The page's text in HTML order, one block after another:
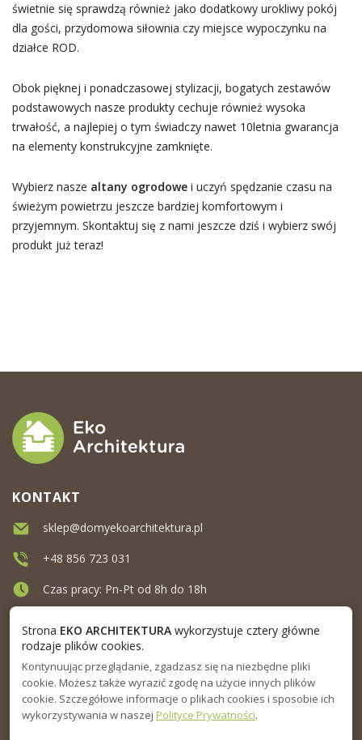
świetnie się sprawdzą również jako dodatkowy urokliwy pokój
dla gości, przydomowa siłownia czy miejsce wypoczynku na
działce ROD.
Obok pięknej i ponadczasowej stylizacji, bogatych zestawów
podstawowych nasze produkty cechuje również wysoka
trwałość, a najlepiej o tym świadczy nawet 10letnia gwarancja
na elementy konstrukcyjne zamknięte.
Wybierz nasze altany ogrodowei uczyń spędzanie czasu na
świeżym powietrzu jeszcze bardziej komfortowym i
przyjemnym. Skontaktuj się z nami jeszcze dziś i wybierz swój
produkt już teraz!
MENU
INFORMACJA
KONTAKT
sklep@domyekoarchitektura.pl
+48 856 723 031
Czas pracy: Pn-Pt od 8h do 18h
Strona EKO ARCHITEKTURAwykorzystuje cztery główne
rodzaje plików cookies.
Kontynuując przeglądanie, zgadzasz się na niezbędne pliki
cookie. Możesz także wyrazić zgodę na użycie innych plików
cookie. Szczegółowe informacje o plikach cookies i sposobie ich
wykorzystywania w naszej Polityce Prywatności.